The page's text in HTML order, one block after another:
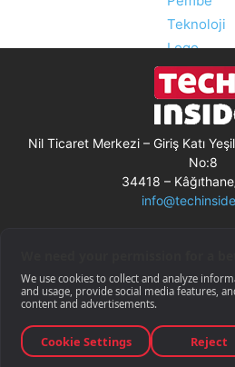
Nil Ticaret Merkezi – Giriş Katı
No:8
34418 –
Gizlilik
RSS
© Techinside.com, İnternet Medyası